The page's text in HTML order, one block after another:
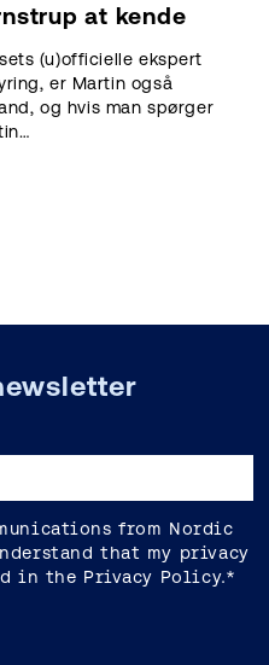
at kende
(u)officielle ekspert
er Martin også
og hvis man spørger
from Nordic
that my privacy
in the Privacy Policy.*